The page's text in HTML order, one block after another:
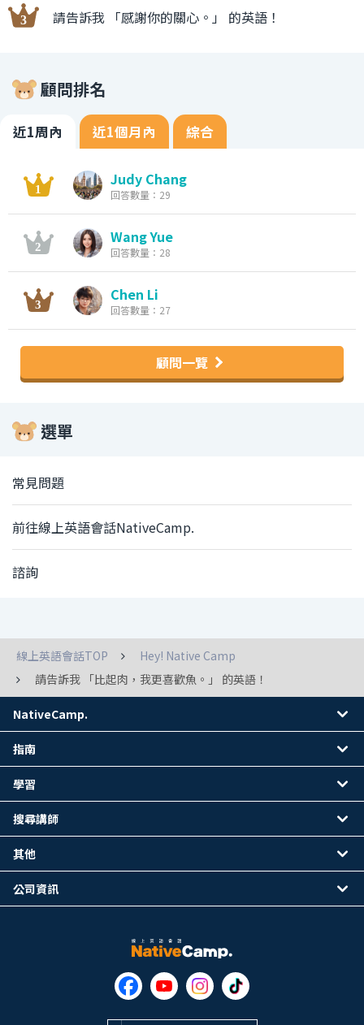
請告訴我 「感謝你的關心。」 的英語！
顧問排名
近1周內 近1個月內 綜合
Judy Chang
回答數量：29
Wang Yue
回答數量：28
Chen Li
回答數量：27
顧問一覽
選單
常見問題
前往線上英語會話NativeCamp.
諮詢
線上英語會話TOP
Hey! Native Camp
請告訴我 「比起肉，我更喜歡魚。」 的英語！
NativeCamp.
指南
學習
搜尋講師
其他
公司資訊